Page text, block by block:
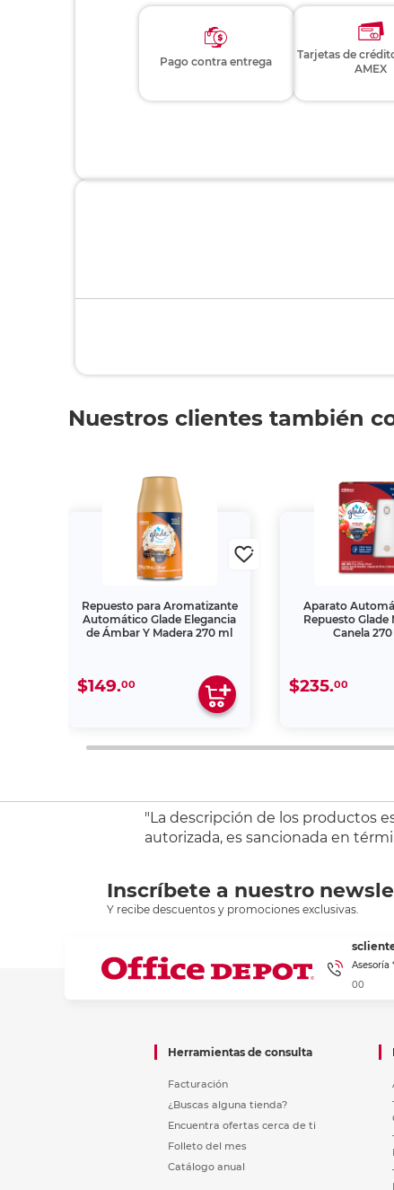
Pago contra entrega
Tarjetas de
AMEX
Nuestros clientes también
Repuesto para Aromatizante
Automático Glade Elegancia
de Ámbar Y Madera 270 ml
$149.00
Aparato
Repuesto Glade
Canela 270
$235.00
"La descripción de los productos
autorizada, es sancionada en
Inscríbete a nuestro
Y recibe descuentos y promociones exclusivas.
Asesoría
00
Herramientas de consulta
Facturación
¿Buscas alguna tienda?
Encuentra ofertas cerca de ti
Folleto del mes
Catálogo anual